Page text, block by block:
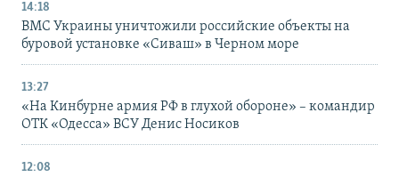
14:18
ВМС Украины уничтожили российские объекты на
буровой установке «Сиваш» в Черном море
13:27
«На Кинбурне армия РФ в глухой обороне» – командир
ОТК «Одесса» ВСУ Денис Носиков
12:08